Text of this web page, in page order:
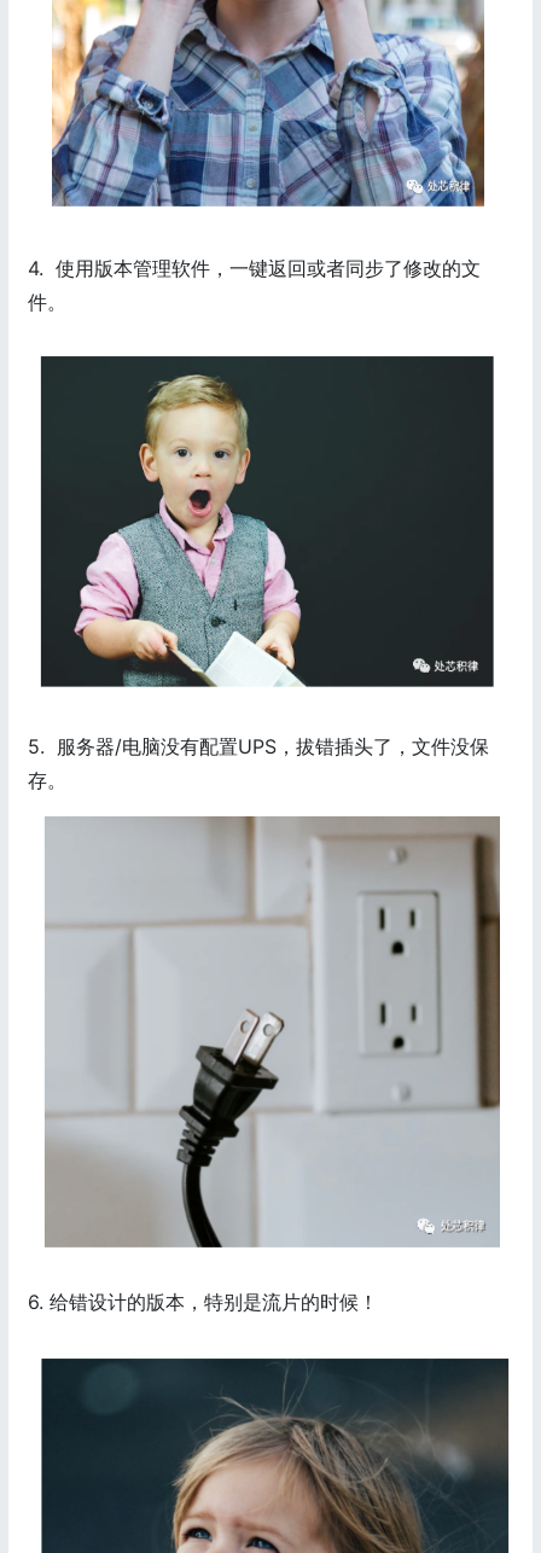
4. 使用版本管理软件，一键返回或者同步了修改的文
件。
5. 服务器/电脑没有配置UPS，拔错插头了，文件没保
存。
6. 给错设计的版本，特别是流片的时候！